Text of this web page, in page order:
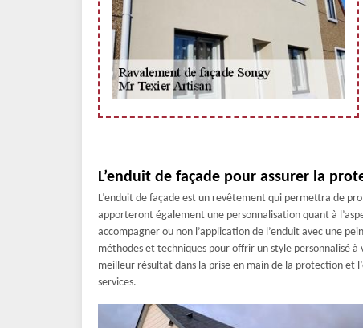
L’enduit de façade pour assurer la
L’enduit de façade est un revêtement qui permettra de
apporteront également une personnalisation quant à
accompagner ou non l’application de l’enduit avec une
méthodes et techniques pour offrir un style personnalisé à
meilleur résultat dans la prise en main de la protection et
services.